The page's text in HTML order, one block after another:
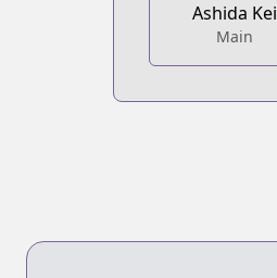
Ashida Kei
Main